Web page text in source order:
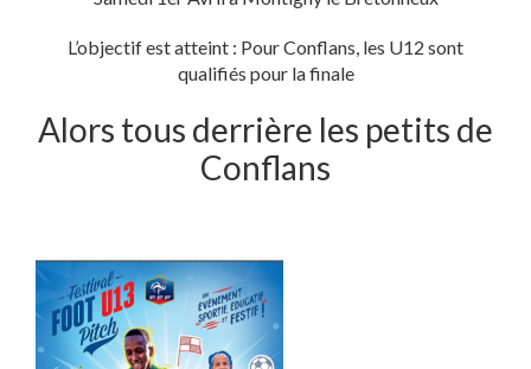
L’objectif est atteint : Pour Conflans, les U12 sont
qualifiés pour la finale
Alors tous derrière les petits de
Conflans